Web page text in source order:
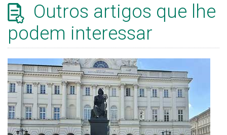
Outros artigos que lhe
podem interessar